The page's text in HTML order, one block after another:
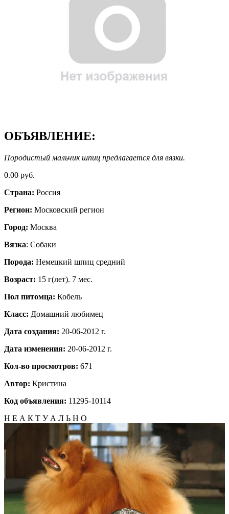
ОБЪЯВЛЕНИЕ:
Породистый мальчик шпиц предлагается для вязки.
0.00 руб.
Страна: Россия
Регион: Московский регион
Город: Москва
Вязка: Собаки
Порода: Немецкий шпиц средний
Возраст: 15 г(лет). 7 мес.
Пол питомца: Кобель
Класс: Домашний любимец
Дата создания: 20-06-2012 г.
Дата изменения: 20-06-2012 г.
Кол-во просмотров: 671
Автор: Кристина
Код объявления: 11295-10114
Н Е А К Т У А Л Ь Н О